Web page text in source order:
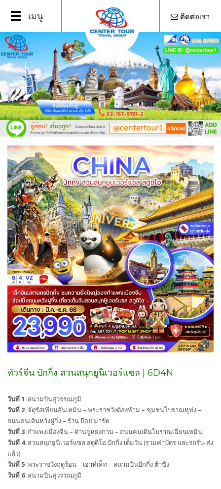
Openเมนู ติดต่อเรา
ทัวร์จีน ปักกิ่ง สวนสนุกยูนิเวอร์แซล | 6D4N
วันที่ 1 :สนามบินสุวรรณภูมิ
วันที่ 2 :จัตุรัสเทียนอันเหมิน – พระราชวังต้องห้าม – ชุมชนโบราณหูท่ง –
ถนนคนเดินหวังฝูจิ่ง – ร้าน ป๊อป มาร์ท
วันที่ 3 :กำแพงเมืองจีน – ด่านจูหยงกวน – ถนนคนเดินโบราณเฉียนเหมิน
วันที่ 4:สวนสนุกยูนิเวอร์แซล สตูดิโอ ปักกิ่ง เต็มวัน (รวมค่าบัตร และรถรับ-ส่ง
แล้ว)
วันที่ 5 :พระราชวังฤดูร้อน – เอาท์เล็ท – สนามบินปักกิ่ง ต้าซิง
วันที่ 6:สนามบินสุวรรณภูมิ